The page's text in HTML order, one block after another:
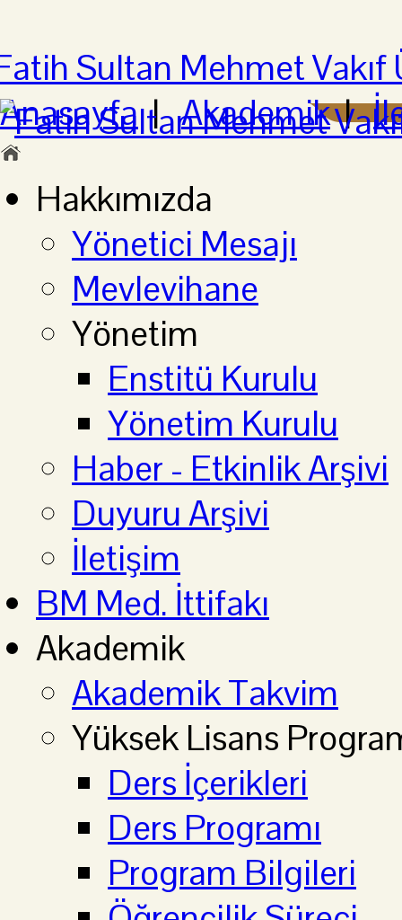
Anasayfa|Akademik|
Hakkımızda
Yönetici Mesajı
Mevlevihane
Yönetim
Enstitü Kurulu
Yönetim Kurulu
Haber - Etkinlik Arşivi
Duyuru Arşivi
İletişim
BM Med. İttifakı
Akademik
Akademik Takvim
Yüksek Lisans
Ders İçerikleri
Ders Programı
Program Bilgileri